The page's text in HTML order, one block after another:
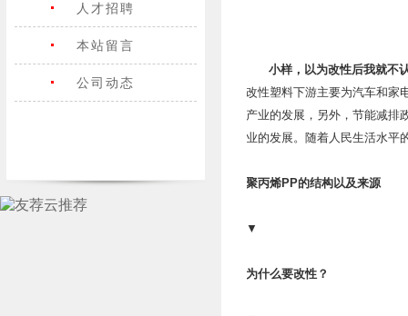
人才招聘
本站留言
公司动态
小样，以为改性后我就不
改性塑料下游主要为汽车和家
产业的发展，另外，节能减排
业的发展。 随着人民生活水平
聚丙烯PP的结构以及来源
▼
为什么要改性？